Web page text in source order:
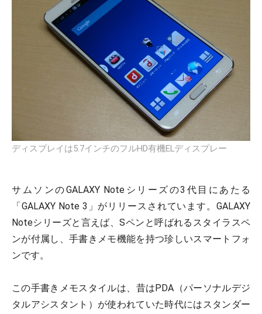
ディスプレイは5.7インチのフルHD有機ELディスプレー
サムソンのGALAXY Noteシリーズの3代目にあたる
「GALAXY Note 3」がリリースされています。GALAXY
Noteシリーズと言えば、Sペンと呼ばれるスタイラスペ
ンが付属し、手書きメモ機能を持つ珍しいスマートフォ
ンです。
この手書きメモスタイルは、昔はPDA（パーソナルデジ
タルアシスタント）が使われていた時代にはスタンダー